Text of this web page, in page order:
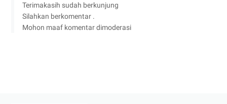
Terimakasih sudah berkunjung
Silahkan berkomentar .
Mohon maaf komentar dimoderasi